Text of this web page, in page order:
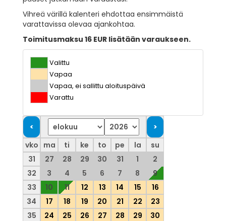
Vihreä värillä kalenteri ehdottaa ensimmäistä
varattavissa olevaa ajankohtaa.
Toimitusmaksu 16 EUR lisätään varaukseen.
Valittu
Vapaa
Vapaa, ei sallittu aloituspäivä
Varattu
vko ma ti ke to pe la
su
31
27 28 29 30 31 1
2
32
3 4 5 6 7 8
9
33
10 11 12 13 14 15
16
34
17 18 19 20 21 22
23
35
24 25 26 27 28 29
30